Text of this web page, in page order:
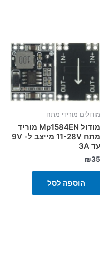
מודולים מורידי מתח
מודול Mp1584EN מוריד
מתח 11-28V מייצב ל- 9V
עד 3A
₪35
הוספה לסל